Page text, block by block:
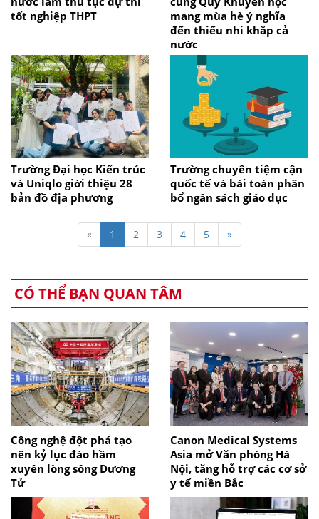
tốt nghiệp THPT
mang mùa hè ý nghĩa
đến thiếu nhi khắp cả
nước
Trường Đại học Kiến trúc
và Uniqlo giới thiệu 28
bản đồ địa phương
Trường chuyên tiệm cận
quốc tế và bài toán phân
bổ ngân sách giáo dục
« 1 2 3 4 5 »
CÓ THỂ BẠN QUAN TÂM
Công nghệ đột phá tạo
nên kỷ lục đào hầm
xuyên lòng sông Dương
Tử
Canon Medical Systems
Asia mở Văn phòng Hà
Nội, tăng hỗ trợ các cơ sở
y tế miền Bắc